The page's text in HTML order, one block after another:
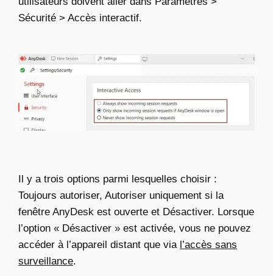
Sécurité > Accès interactif.
Il y a trois options parmi lesquelles choisir :
Toujours autoriser, Autoriser uniquement si la
fenêtre AnyDesk est ouverte et Désactiver. Lorsque
l’option « Désactiver » est activée, vous ne pouvez
accéder à l’appareil distant que via l’accès sans
surveillance.